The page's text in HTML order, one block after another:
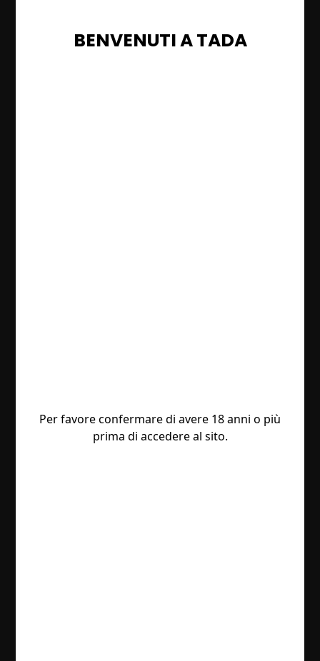
BENVENUTI A TADA
Per favore confermare di avere 18 anni o più
prima di accedere al sito.